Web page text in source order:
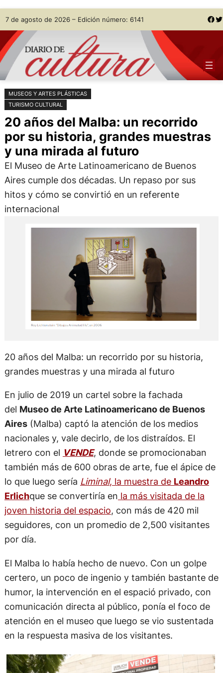
Saltar
al
contenido
Skip
to
content
7 de agosto de 2026 – Edición número: 6141 Facebook Twitter
MUSEOS Y ARTES PLÁSTICAS
TURISMO CULTURAL
20 años del Malba: un recorrido
por su historia, grandes muestras
y una mirada al futuro
El Museo de Arte Latinoamericano de Buenos
Aires cumple dos décadas. Un repaso por sus
hitos y cómo se convirtió en un referente
internacional
20 años del Malba: un recorrido por su historia,
grandes muestras y una mirada al futuro
En julio de 2019 un cartel sobre la fachada
del Museo de Arte Latinoamericano de Buenos
Aires(Malba) captó la atención de los medios
nacionales y, vale decirlo, de los distraídos. El
letrero con el VENDE, donde se promocionaban
también más de 600 obras de arte, fue el ápice de
lo que luego sería Liminal, la muestra de Leandro
Erlichque se convertiría en la más visitada de la
joven historia del espacio, con más de 420 mil
seguidores, con un promedio de 2,500 visitantes
por día.
El Malba lo había hecho de nuevo. Con un golpe
certero, un poco de ingenio y también bastante de
humor, la intervención en el espació privado, con
comunicación directa al público, ponía el foco de
atención en el museo que luego se vio sustentada
en la respuesta masiva de los visitantes.